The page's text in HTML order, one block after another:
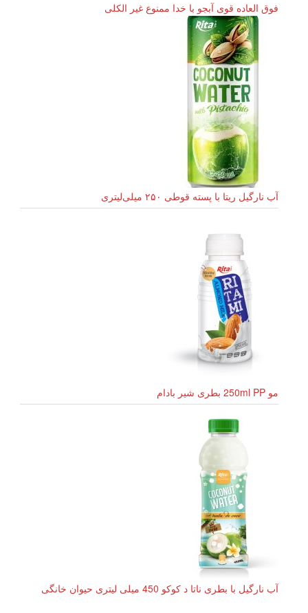
فوق العاده قوی آبجو با خدا ممنوع غیر الکلی
آب نارگیل ریتا با پسته قوطی ۲۵۰ میلی‌لیتری
مو 250ml PP بطری شیر بادام
آب نارگیل با بطری ناتا د کوکو 450 میلی لیتری حیوان خانگی